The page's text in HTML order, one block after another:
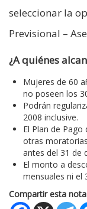
seleccionar la
Previsional –
¿A quiénes
Mujeres de 60
no poseen los
Podrán
2008 inclusive.
El Plan de
otras
antes del 31 de
El monto a
mensuales ni el
Compartir esta nota